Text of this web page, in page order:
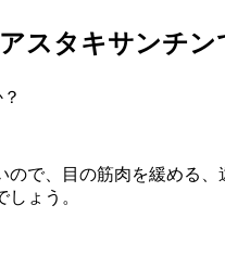
スタキサンチ
で、目の筋肉を緩める
ょう。